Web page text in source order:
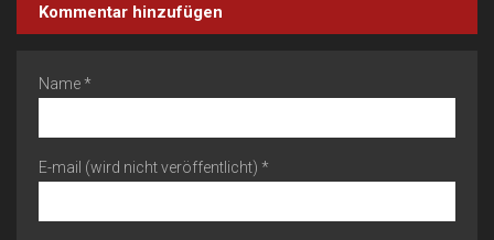
Kommentar hinzufügen
Name *
E-mail (wird nicht veröffentlicht) *